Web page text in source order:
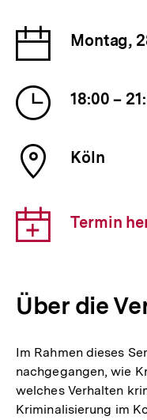
der
Montag,
der
18:00 –
Ort
der
Köln
Link:
Termin
Über die
Im Rahmen dieses
nachgegangen, wie
welches Verhalten
Kriminalisierung im